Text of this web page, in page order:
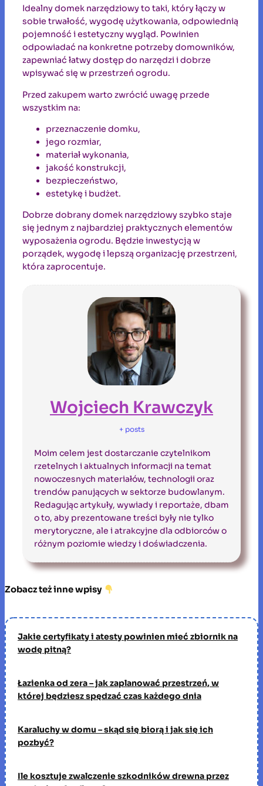
Idealny domek narzędziowy to taki, który łączy w
sobie trwałość, wygodę użytkowania, odpowiednią
pojemność i estetyczny wygląd. Powinien
odpowiadać na konkretne potrzeby domowników,
zapewniać łatwy dostęp do narzędzi i dobrze
wpisywać się w przestrzeń ogrodu.
Przed zakupem warto zwrócić uwagę przede
wszystkim na:
przeznaczenie domku,
jego rozmiar,
materiał wykonania,
jakość konstrukcji,
bezpieczeństwo,
estetykę i budżet.
Dobrze dobrany domek narzędziowy szybko staje
się jednym z najbardziej praktycznych elementów
wyposażenia ogrodu. Będzie inwestycją w
porządek, wygodę i lepszą organizację przestrzeni,
która zaprocentuje.
Wojciech Krawczyk
+ posts
Moim celem jest dostarczanie czytelnikom
rzetelnych i aktualnych informacji na temat
nowoczesnych materiałów, technologii oraz
trendów panujących w sektorze budowlanym.
Redagując artykuły, wywiady i reportaże, dbam
o to, aby prezentowane treści były nie tylko
merytoryczne, ale i atrakcyjne dla odbiorców o
różnym poziomie wiedzy i doświadczenia.
Zobacz też inne wpisy
Jakie certyfikaty i atesty powinien mieć zbiornik na
wodę pitną?
Łazienka od zera – jak zaplanować przestrzeń, w
której będziesz spędzać czas każdego dnia
Karaluchy w domu – skąd się biorą i jak się ich
pozbyć?
Ile kosztuje zwalczenie szkodników drewna przez